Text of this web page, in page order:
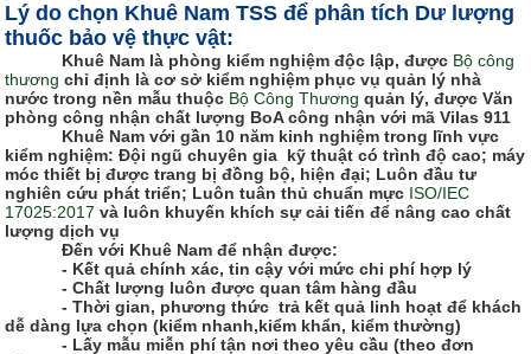
Lý do chọn Khuê Nam TSS để phân tích Dư lượng
thuốc bảo vệ thực vật:
Khuê Nam là phòng kiểm nghiệm độc lập, được Bộ công
thương chỉ định là cơ sở kiểm nghiệm phục vụ quản lý nhà
nước trong nền mẫu thuộc Bộ Công Thương quản lý, được Văn
phòng công nhận chất lượng BoA công nhận với mã Vilas 911
Khuê Nam với gần 10 năm kinh nghiệm trong lĩnh vực
kiểm nghiệm: Đội ngũ chuyên gia kỹ thuật có trình độ cao; máy
móc thiết bị được trang bị đồng bộ, hiện đại; Luôn đầu tư
nghiên cứu phát triển; Luôn tuân thủ chuẩn mực ISO/IEC
17025:2017 và luôn khuyến khích sự cải tiến để nâng cao chất
lượng dịch vụ
Đến với Khuê Nam để nhận được:
- Kết quả chính xác, tin cậy với mức chi phí hợp lý
- Chất lượng luôn được quan tâm hàng đầu
- Thời gian, phương thức trả kết quả linh hoạt để khách
dễ dàng lựa chọn (kiểm nhanh,kiểm khẩn, kiểm thường)
- Lấy mẫu miễn phí tận nơi theo yêu cầu (theo đơn